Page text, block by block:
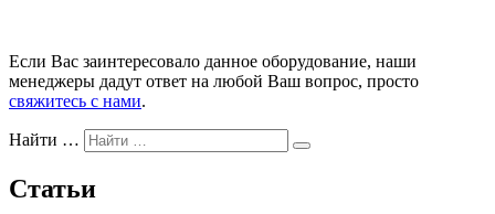
Если Вас заинтересовало данное оборудование, наши
менеджеры дадут ответ на любой Ваш вопрос, просто
свяжитесь с нами.
Найти …
Статьи